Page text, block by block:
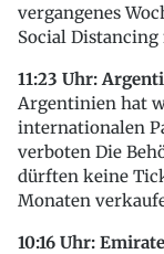
vergangenes
Social
11:23 Uhr:
Argentinien hat
internationalen
verboten Die
dürften keine
Monaten
10:16 Uhr: